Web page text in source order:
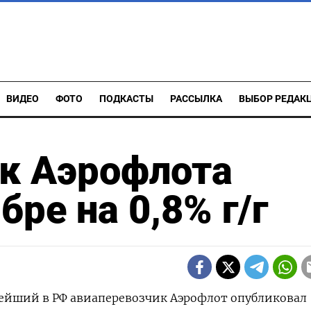
ВИДЕО ФОТО ПОДКАСТЫ РАССЫЛКА ВЫБОР
Аэрофлота
на 0,8% г/г
в РФ авиаперевозчик Аэрофлот опубликовал